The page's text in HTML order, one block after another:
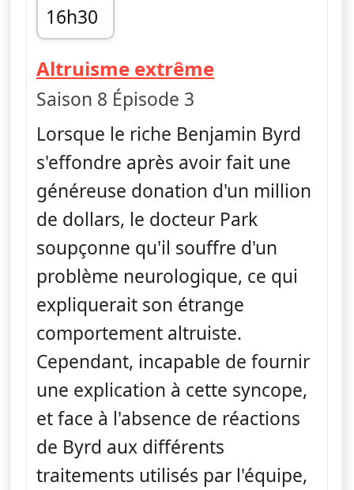
16h30
fin 17h25
Altruisme extrême— Dr House
Saison 8 Épisode 3
Lorsque le riche Benjamin Byrd
s'effondre après avoir fait une
généreuse donation d'un million
de dollars, le docteur Park
soupçonne qu'il souffre d'un
problème neurologique, ce qui
expliquerait son étrange
comportement altruiste.
Cependant, incapable de fournir
une explication à cette syncope,
et face à l'absence de réactions
de Byrd aux différents
traitements utilisés par l'équipe,